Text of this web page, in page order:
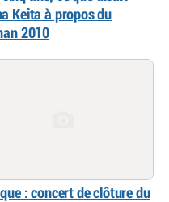
Keita à propos du
2010
: concert de clôture du